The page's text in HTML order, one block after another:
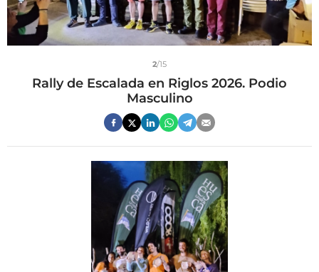
2/15
Rally de Escalada en Riglos 2026. Podio
Masculino